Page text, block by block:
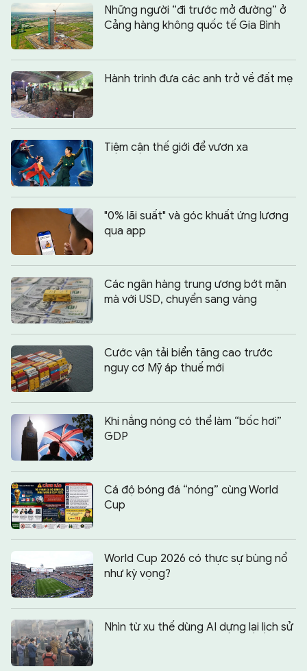
Những người “đi trước mở đường” ở
Cảng hàng không quốc tế Gia Bình
Hành trình đưa các anh trở về đất mẹ
Tiệm cận thế giới để vươn xa
"0% lãi suất" và góc khuất ứng lương
qua app
Các ngân hàng trung ương bớt mặn
mà với USD, chuyển sang vàng
Cước vận tải biển tăng cao trước
nguy cơ Mỹ áp thuế mới
Khi nắng nóng có thể làm “bốc hơi”
GDP
Cá độ bóng đá “nóng” cùng World
Cup
World Cup 2026 có thực sự bùng nổ
như kỳ vọng?
Nhìn từ xu thế dùng AI dựng lại lịch sử